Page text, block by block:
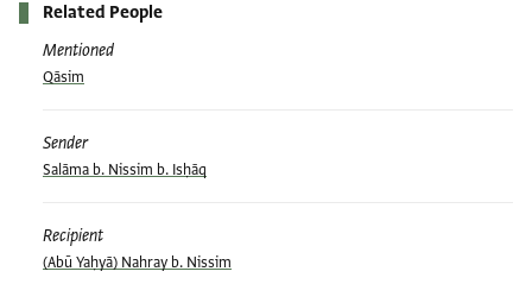
Related People
Mentioned
Qāsim
Sender
Salāma b. Nissim b. Isḥāq
Recipient
(Abū Yaḥyā) Nahray b. Nissim